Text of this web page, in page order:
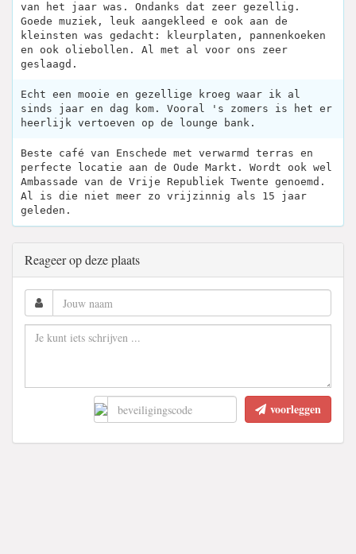
van het jaar was. Ondanks dat zeer gezellig.
Goede muziek, leuk aangekleed e ook aan de
kleinsten was gedacht: kleurplaten, pannenkoeken
en ook oliebollen. Al met al voor ons zeer
geslaagd.
Echt een mooie en gezellige kroeg waar ik al
sinds jaar en dag kom. Vooral 's zomers is het er
heerlijk vertoeven op de lounge bank.
Beste café van Enschede met verwarmd terras en
perfecte locatie aan de Oude Markt. Wordt ook wel
Ambassade van de Vrije Republiek Twente genoemd.
Al is die niet meer zo vrijzinnig als 15 jaar
geleden.
Reageer op deze plaats
voorleggen